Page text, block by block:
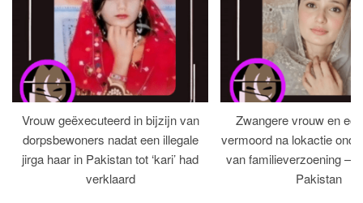
Vrouw geëxecuteerd in bijzijn van
dorpsbewoners nadat een illegale
jirga haar in Pakistan tot ‘kari’ had
verklaard
Zwangere vrouw en
vermoord na lokactie
van familieverzoening –
Pakistan